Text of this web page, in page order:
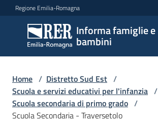
Vai al contenuto
Vai alla navigazione
Vai al footer
Regione Emilia-Romagna
Informa famiglie e
bambini
Informa
famiglie
e
bambini
Argomenti
Home / Distretto Sud Est /
Scuola e servizi educativi per l'infanzia /
Scuola secondaria di primo grado /
Scuola Secondaria - Traversetolo